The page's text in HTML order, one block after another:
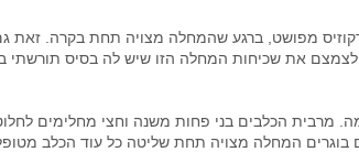
מפושט, ברגע שהמחלה מצויה תחת בקרה. זאת
לצמצם את שכיחות המחלה הזו שיש לה בסיס תורשתי
מרבית הכלבים בני פחות משנה וחצי מחלימים
בוגרים המחלה מצויה תחת שליטה כל עוד הכלב